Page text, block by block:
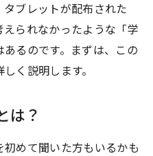
ブレットが配布された
られなかったような「学
るのです。まずは、この
く説明します。
は？
初めて聞いた方もいるかも